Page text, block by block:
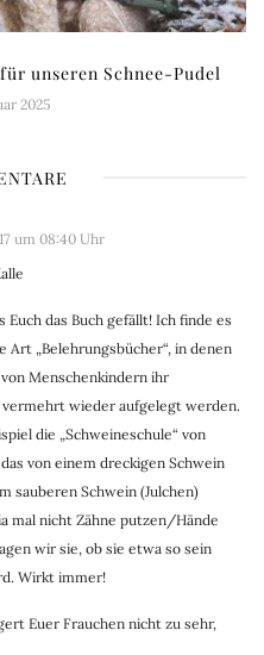
unseren Schnee-Pudel
2025
um 08:40 Uhr
Euch das Buch gefällt! Ich finde es
Art „Belehrungsbücher“, in denen
Menschenkindern ihr
vermehrt wieder aufgelegt werden.
die „Schweineschule“ von
von einem dreckigen Schwein
sauberen Schwein (Julchen)
mal nicht Zähne putzen/Hände
wir sie, ob sie etwa so sein
Wirkt immer!
Euer Frauchen nicht zu sehr,